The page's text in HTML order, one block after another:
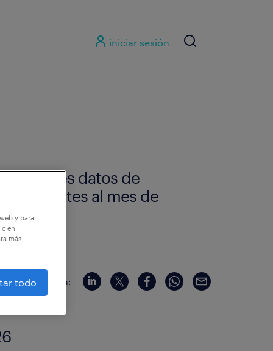
iniciar sesión
datos de
al mes de
compartir en:
y para
en
más
todo